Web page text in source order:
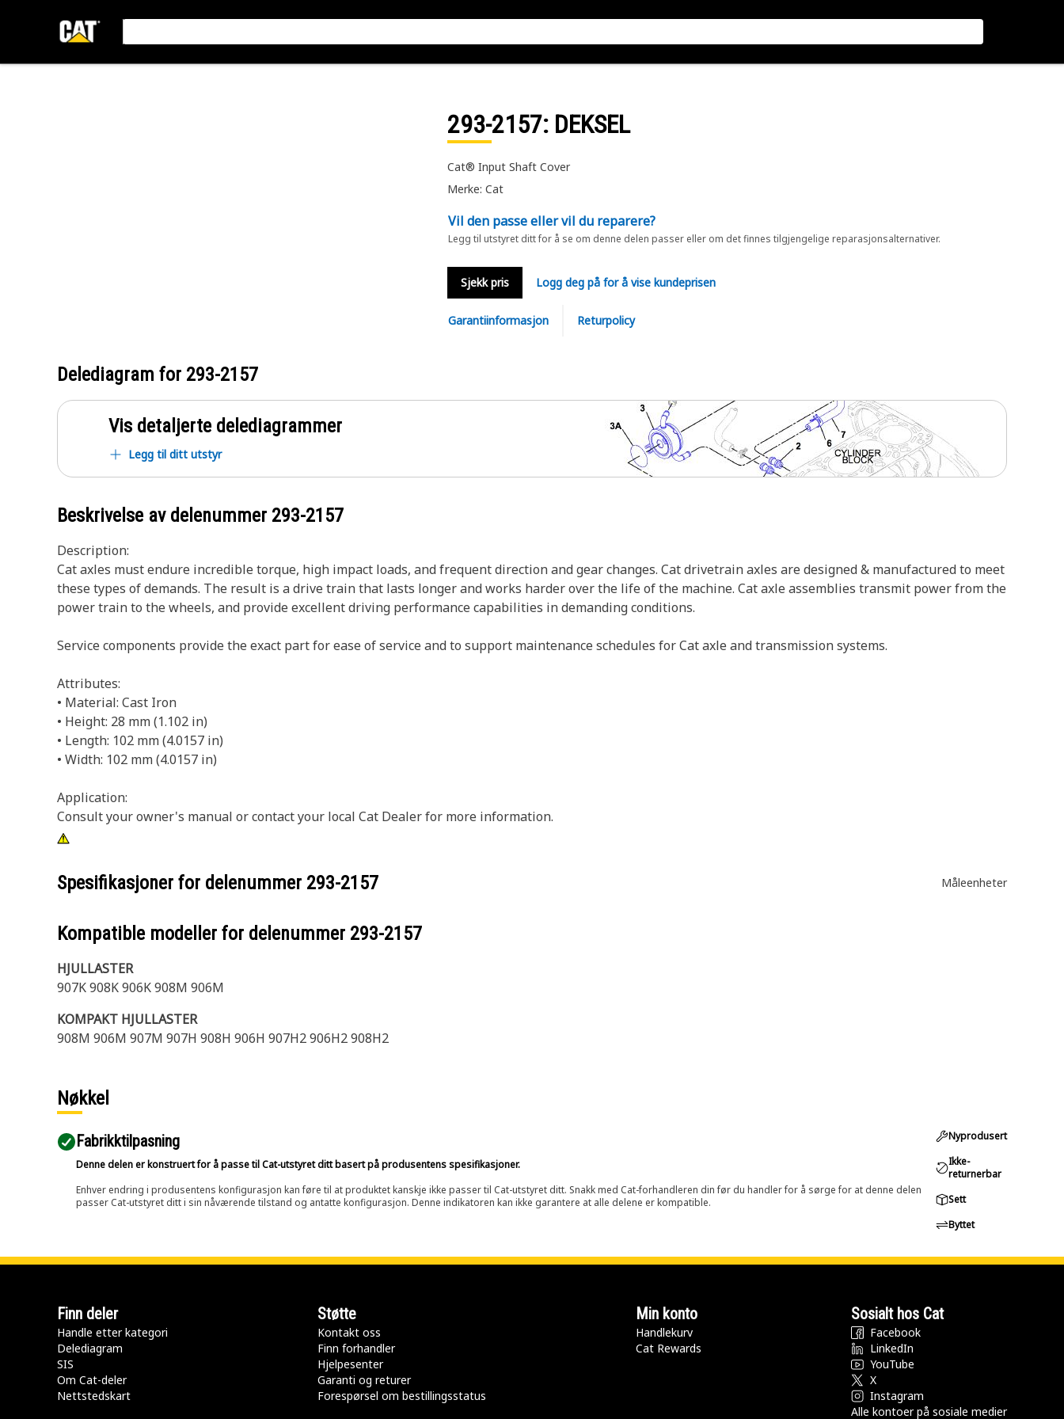
293-2157: DEKSEL
Cat® Input Shaft Cover
Merke: Cat
Vil den passe eller vil du reparere?
Legg til utstyret ditt for å se om denne delen passer eller om det finnes tilgjengelige reparasjonsalternativer.
Sjekk pris Logg deg på for å vise kundeprisen
Garantiinformasjon Returpolicy
Delediagram for 293-2157
Vis detaljerte delediagrammer
Legg til ditt utstyr
Beskrivelse av delenummer 293-2157
Description:
Cat axles must endure incredible torque, high impact loads, and frequent direction and gear changes. Cat drivetrain axles are designed & manufactured to meet
these types of demands. The result is a drive train that lasts longer and works harder over the life of the machine. Cat axle assemblies transmit power from the
power train to the wheels, and provide excellent driving performance capabilities in demanding conditions.
Service components provide the exact part for ease of service and to support maintenance schedules for Cat axle and transmission systems.
Attributes:
• Material: Cast Iron
• Height: 28 mm (1.102 in)
• Length: 102 mm (4.0157 in)
• Width: 102 mm (4.0157 in)
Application:
Consult your owner's manual or contact your local Cat Dealer for more information.
Spesifikasjoner for delenummer 293-2157 Måleenheter
Kompatible modeller for delenummer 293-2157
HJULLASTER
907K 908K 906K 908M 906M
KOMPAKT HJULLASTER
908M 906M 907M 907H 908H 906H 907H2 906H2 908H2
Nøkkel
Fabrikktilpasning
Denne delen er konstruert for å passe til Cat-utstyret ditt basert på produsentens spesifikasjoner.
Enhver endring i produsentens konfigurasjon kan føre til at produktet kanskje ikke passer til Cat-utstyret ditt. Snakk med Cat-forhandleren din før du handler for å sørge for at denne delen
passer Cat-utstyret ditt i sin nåværende tilstand og antatte konfigurasjon. Denne indikatoren kan ikke garantere at alle delene er kompatible.
Nyprodusert
Ikke-
returnerbar
Sett
Byttet
Finn deler
Handle etter kategori
Delediagram
SIS
Om Cat-deler
Nettstedskart
Støtte
Kontakt oss
Finn forhandler
Hjelpesenter
Garanti og returer
Forespørsel om bestillingsstatus
Min konto
Handlekurv
Cat Rewards
Sosialt hos Cat
Facebook
LinkedIn
YouTube
X
Instagram
Alle kontoer på sosiale medier